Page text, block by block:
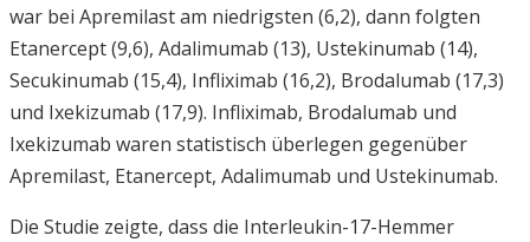
war bei Apremilast am niedrigsten (6,2), dann folgten
Etanercept (9,6), Adalimumab (13), Ustekinumab (14),
Secukinumab (15,4), Infliximab (16,2), Brodalumab (17,3)
und Ixekizumab (17,9). Infliximab, Brodalumab und
Ixekizumab waren statistisch überlegen gegenüber
Apremilast, Etanercept, Adalimumab und Ustekinumab.
Die Studie zeigte, dass die Interleukin-17-Hemmer